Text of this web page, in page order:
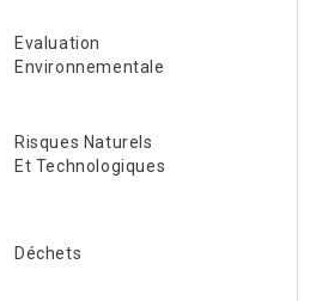
Evaluation
Environnementale
Risques Naturels
Et Technologiques
Déchets